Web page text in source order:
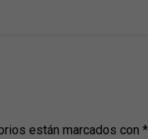
están marcados con*